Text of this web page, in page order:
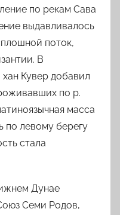
по рекам Сава
выдавливалось
поток,
В
хан Кувер добавил
по р.
масса
по левому берегу
стала
Дунае
Семи Родов,